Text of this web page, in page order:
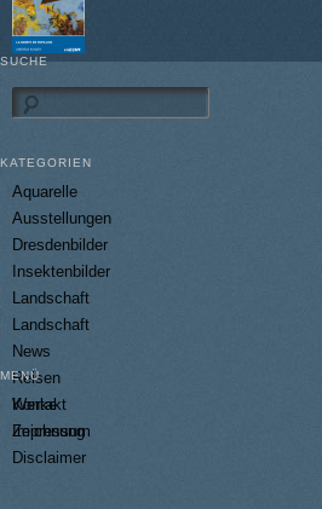
SUCHE
Suchen
KATEGORIEN
Aquarelle
Ausstellungen
Dresdenbilder
Insektenbilder
Landschaft
Landschaft
News
Reisen
Werke
Zeichnung
MENÜ
Kontakt
/
Impressum
/
Disclaimer